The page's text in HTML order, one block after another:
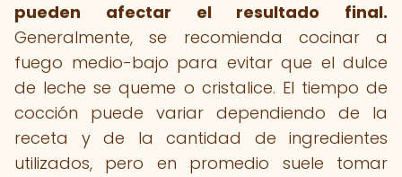
pueden afectar el resultado final.
Generalmente, se recomienda cocinar a
fuego medio-bajo para evitar que el dulce
de leche se queme o cristalice. El tiempo de
cocción puede variar dependiendo de la
receta y de la cantidad de ingredientes
utilizados, pero en promedio suele tomar